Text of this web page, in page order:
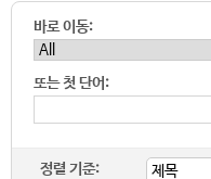
바로 이동:
또는 첫 단어:
정렬 기준: